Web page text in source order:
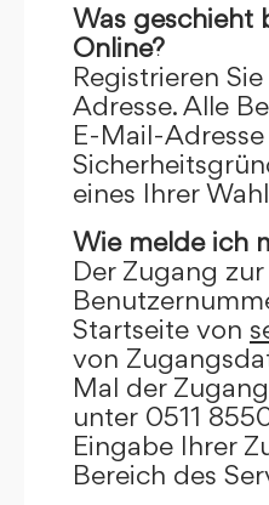
Was geschieht
Online?
Registrieren
Adresse. Alle
E-Mail-
eines Ihrer
Wie melde ich
Der Zugang
Startseite von
von
Mal der
unter 0511
Eingabe Ihrer
Bereich des